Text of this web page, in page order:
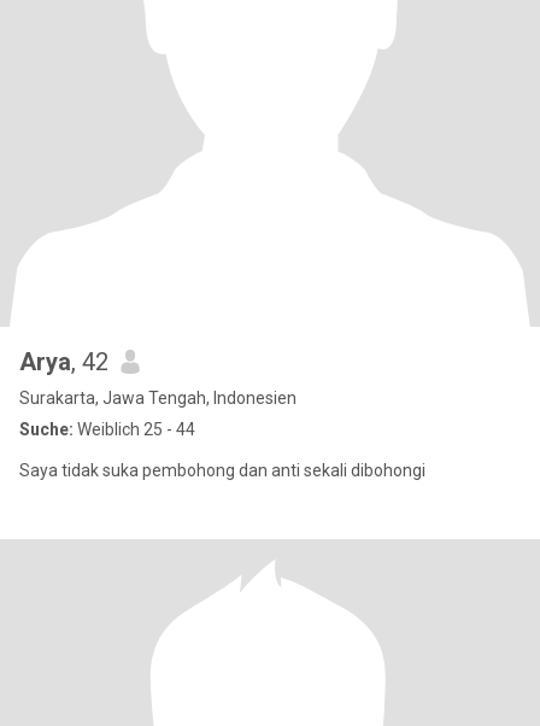
Arya, 42
Surakarta, Jawa Tengah, Indonesien
Suche: Weiblich 25 - 44
Saya tidak suka pembohong dan anti sekali dibohongi